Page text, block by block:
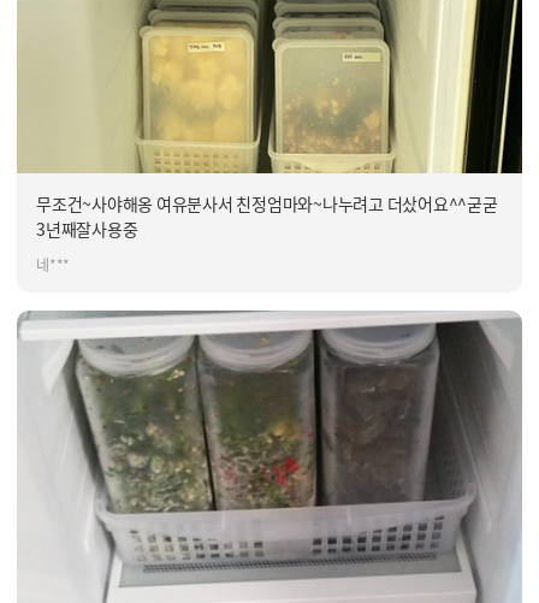
무조건~사야해옹 여유분사서 친정엄마와~나누려고 더샀어요^^굳굳
3년째잘사용중
네***